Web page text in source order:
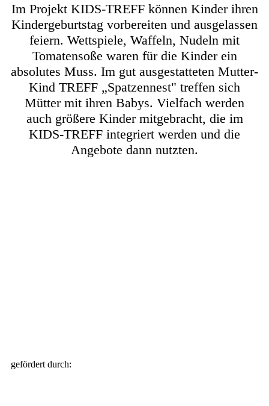
Im Projekt KIDS-TREFF können Kinder ihren
Kindergeburtstag vorbereiten und ausgelassen
feiern. Wettspiele, Waffeln, Nudeln mit
Tomatensoße waren für die Kinder ein
absolutes Muss. Im gut ausgestatteten Mutter-
Kind TREFF „Spatzennest" treffen sich
Mütter mit ihren Babys. Vielfach werden
auch größere Kinder mitgebracht, die im
KIDS-TREFF integriert werden und die
Angebote dann nutzten.
gefördert durch: